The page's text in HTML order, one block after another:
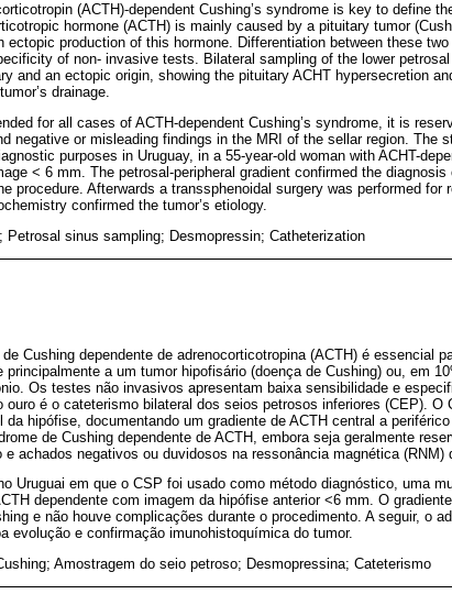
(ACTH)-dependent Cushing’s syndrome is key to define
hormone (ACTH) is mainly caused by a pituitary tumor
production of this hormone. Differentiation between these
of non- invasive tests. Bilateral sampling of the lower
and an ectopic origin, showing the pituitary ACHT hypersecretion
drainage.
for all cases of ACTH-dependent Cushing’s syndrome, it is
negative or misleading findings in the MRI of the sellar region. The
purposes in Uruguay, in a 55-year-old woman with ACHT-
< 6 mm. The petrosal-peripheral gradient confirmed the diagnosis
procedure. Afterwards a transsphenoidal surgery was performed for
confirmed the tumor’s etiology.
Petrosal sinus sampling; Desmopressin; Catheterization
Cushing dependente de adrenocorticotropina (ACTH) é essencial
principalmente a um tumor hipofisário (doença de Cushing) ou, em
Os testes não invasivos apresentam baixa sensibilidade e
ouro é o cateterismo bilateral dos seios petrosos inferiores (CEP). O
hipófise, documentando um gradiente de ACTH central a
de Cushing dependente de ACTH, embora seja geralmente
achados negativos ou duvidosos na ressonância magnética (RNM)
Uruguai em que o CSP foi usado como método diagnóstico, uma
dependente com imagem da hipófise anterior <6 mm. O
e não houve complicações durante o procedimento. A seguir, o
evolução e confirmação imunohistoquímica do tumor.
Amostragem do seio petroso; Desmopressina; Cateterismo